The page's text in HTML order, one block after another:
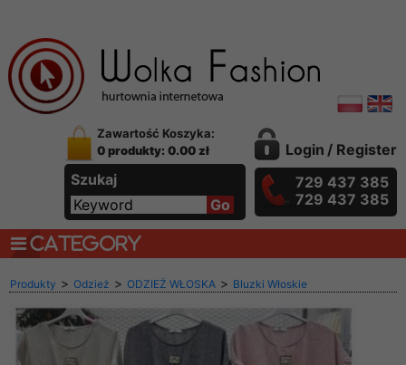
Zawartość Koszyka:
0 produkty: 0.00 zł
Szukaj
Login / Register
729 437 385
729 437 385
CATEGORY
Produkty > Odzież > ODZIEŻ WŁOSKA > Bluzki Włoskie